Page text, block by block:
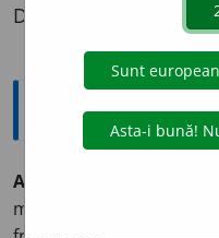
Definiția cu ID-ul
Explicative DEX
AF
manifestările lor)